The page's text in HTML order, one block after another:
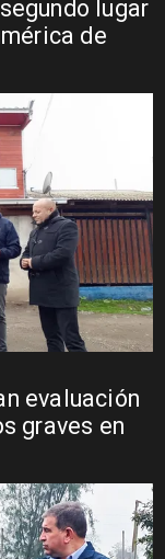
lugar
de
evaluación
graves en